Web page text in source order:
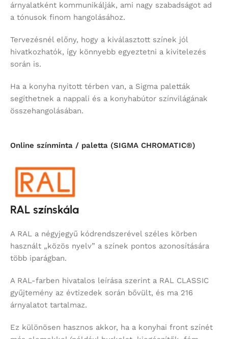
árnyalatként kommunikálják, ami nagy szabadságot ad
a tónusok finom hangolásához.
Tervezésnél előny, hogy a kiválasztott színek jól
hivatkozhatók, így könnyebb egyeztetni a kivitelezés
során is.
Ha a konyha nyitott térben van, a Sigma paletták
segíthetnek a nappali és a konyhabútor színvilágának
összehangolásában.
Online színminta / paletta (SIGMA CHROMATIC®)
RAL színskála
A RAL a négyjegyű kódrendszerével széles körben
használt „közös nyelv” a színek pontos azonosítására
több iparágban.
A RAL-farben hivatalos leírása szerint a RAL CLASSIC
gyűjtemény az évtizedek során bővült, és ma 216
árnyalatot tartalmaz.
Ez különösen hasznos akkor, ha a konyhai front színét